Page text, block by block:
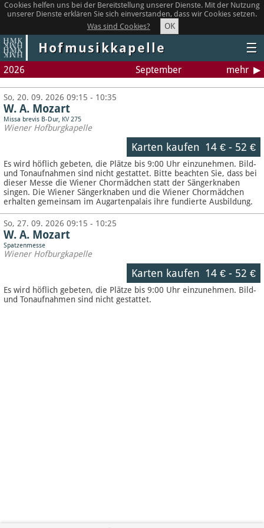
Cookies helfen uns bei der Bereitstellung unserer Dienste. Mit der Nutzung
unserer Dienste erklären Sie sich einverstanden, dass wir Cookies setzen.
Was sind Cookies?
OK
Hofmusikkapelle ☰
2026 September mehr
So, 20. 09. 2026 09:15 - 10:35
W. A. Mozart
Missa brevis B-Dur, KV 275
Wiener Hofburgkapelle
Karten kaufen 14 €- 52 €
Es wird höflich gebeten, die Plätze bis 9:00 Uhr einzunehmen. Bild-
und Tonaufnahmen sind nicht gestattet. Bitte beachten Sie, dass bei
dieser Messe die Wiener Chormädchen statt der Sängerknaben
singen. Die Wiener Sängerknaben und die Wiener Chormädchen
erhalten gemeinsam im Augartenpalais ihre fundierte Ausbildung.
So, 27. 09. 2026 09:15 - 10:25
W. A. Mozart
Spatzenmesse
Wiener Hofburgkapelle
Karten kaufen 14 €- 52 €
Es wird höflich gebeten, die Plätze bis 9:00 Uhr einzunehmen. Bild-
und Tonaufnahmen sind nicht gestattet.